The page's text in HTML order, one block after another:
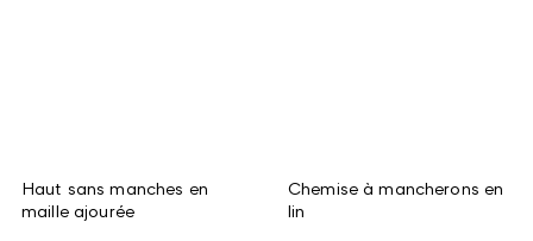
Haut sans manches en
maille ajourée
Chemise à mancherons en
lin